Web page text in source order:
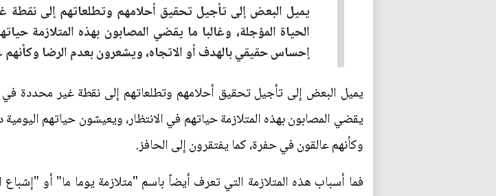
يميل البعض إلى تأجيل تحقيق أحلامهم وتطلعاتهم إلى نقطة
الحياة المؤجلة، وغالبا ما يقضي المصابون بهذه المتلازمة
إحساس حقيقي بالهدف أو الاتجاه، ويشعرون بعدم الرضا وكأنهم
يميل البعض إلى تأجيل تحقيق أحلامهم وتطلعاتهم إلى نقطة غير محددة في
يقضي المصابون بهذه المتلازمة حياتهم في الانتظار، ويعيشون حياتهم
وكأنهم عالقون في حفرة، كما يفتقرون إلى الحافز.
فما أسباب هذه المتلازمة التي تعرف أيضاً باسم "متلازمة يوما ما" أو